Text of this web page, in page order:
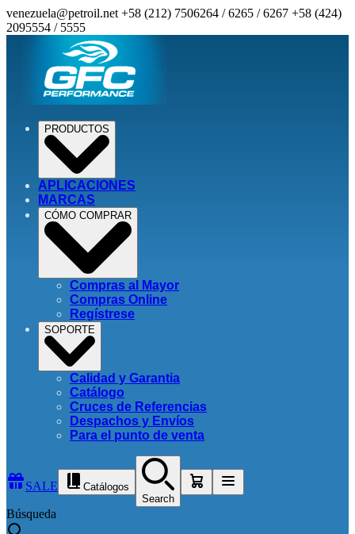
venezuela@petroil.net +58 (212) 7506264 / 6265 / 6267 +58 (424)
2095554 / 5555
PRODUCTOS
APLICACIONES
MARCAS
CÓMO COMPRAR
Compras al Mayor
Compras Online
Regístrese
SOPORTE
Calidad y Garantia
Catálogo
Cruces de Referencias
Despachos y Envíos
Para el punto de venta
SALE
Catálogos
Search
Búsqueda